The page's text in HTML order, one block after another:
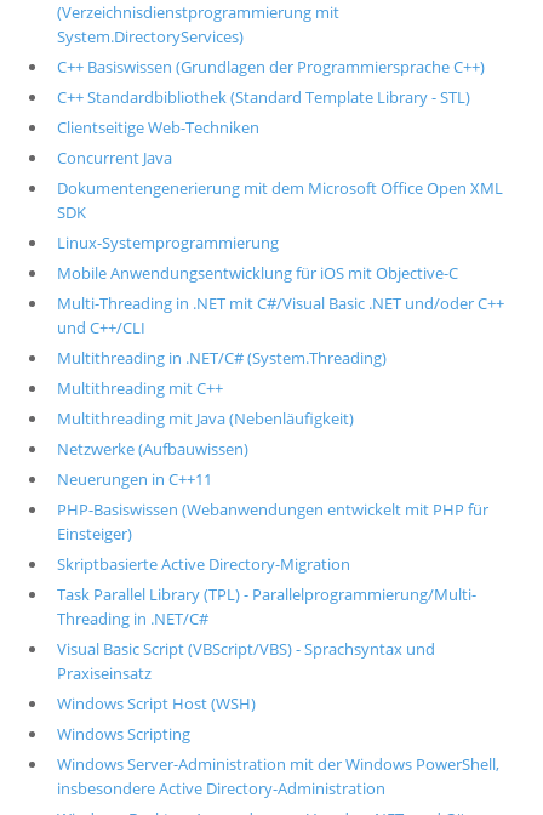
(Verzeichnisdienstprogrammierung mit
System.DirectoryServices)
C++ Basiswissen (Grundlagen der Programmiersprache C++)
C++ Standardbibliothek (Standard Template Library - STL)
Clientseitige Web-Techniken
Concurrent Java
Dokumentengenerierung mit dem Microsoft Office Open XML
SDK
Linux-Systemprogrammierung
Mobile Anwendungsentwicklung für iOS mit Objective-C
Multi-Threading in .NET mit C#/Visual Basic .NET und/oder C++
und C++/CLI
Multithreading in .NET/C# (System.Threading)
Multithreading mit C++
Multithreading mit Java (Nebenläufigkeit)
Netzwerke (Aufbauwissen)
Neuerungen in C++11
PHP-Basiswissen (Webanwendungen entwickelt mit PHP für
Einsteiger)
Skriptbasierte Active Directory-Migration
Task Parallel Library (TPL) - Parallelprogrammierung/Multi-
Threading in .NET/C#
Visual Basic Script (VBScript/VBS) - Sprachsyntax und
Praxiseinsatz
Windows Script Host (WSH)
Windows Scripting
Windows Server-Administration mit der Windows PowerShell,
insbesondere Active Directory-Administration